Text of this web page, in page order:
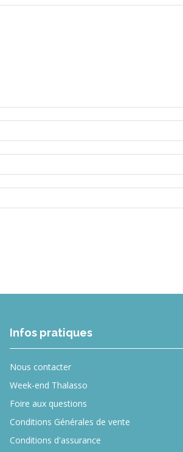
Infos pratiques
Nous contacter
Week-end Thalasso
Foire aux questions
Conditions Générales de vente
Conditions d'assurance